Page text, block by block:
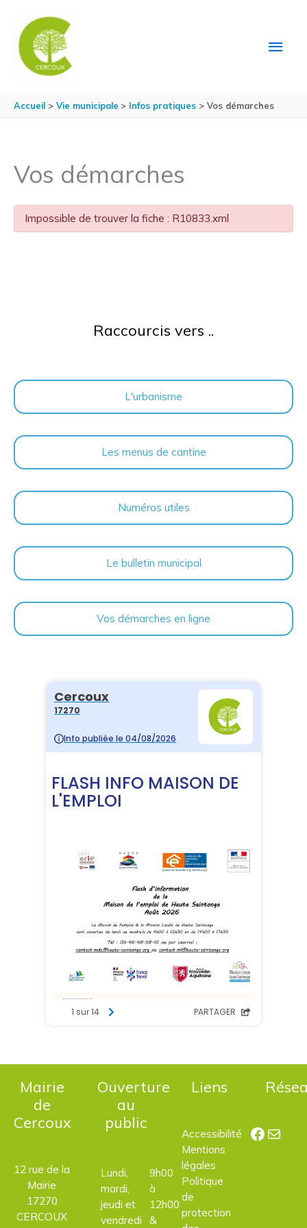
Accueil Vie municipale Infos pratiques Vos démarches
Vos démarches
Impossible de trouver la fiche : R10833.xml
Raccourcis vers ..
L'urbanisme
Les menus de cantine
Numéros utiles
Le bulletin municipal
Vos démarches en ligne
Mairie
de
Cercoux
12 rue de la
Mairie
17270
CERCOUX
Ouverture
au
public
Lundi,
mardi,
jeudi et
vendredi
9h00
à
12h00
&
Liens
Accessibilité
Mentions
légales
Politique
de
protection
E-mail